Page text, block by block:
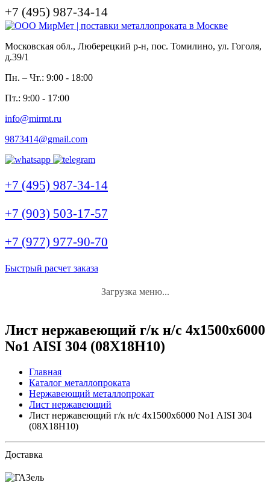
+7 (495) 987-34-14
Московская обл., Люберецкий р-н, пос. Томилино, ул. Гоголя,
д.39/1
Пн. – Чт.: 9:00 - 18:00
Пт.: 9:00 - 17:00
info@mirmt.ru
9873414@gmail.com
+7 (495) 987-34-14
+7 (903) 503-17-57
+7 (977) 977-90-70
Быстрый расчет заказа
Загрузка меню...
Лист нержавеющий г/к н/с 4x1500x6000
No1 AISI 304 (08Х18Н10)
Главная
Каталог металлопроката
Нержавеющий металлопрокат
Лист нержавеющий
Лист нержавеющий г/к н/с 4x1500x6000 No1 AISI 304
(08Х18Н10)
Доставка